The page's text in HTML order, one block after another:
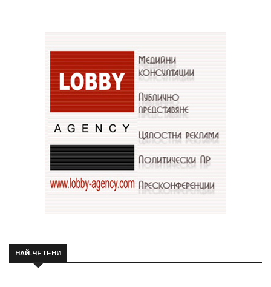
НАЙ-ЧЕТЕНИ